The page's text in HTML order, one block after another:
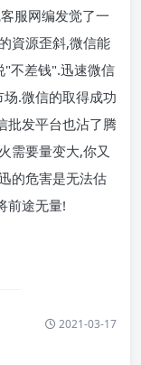
服网编发觉了一
資源歪斜,微信能
"不差钱".迅速微信
.微信的取得成功
批发平台也沾了腾
需要量变大,你又
的危害是无法估
前途无量!
2021-03-17